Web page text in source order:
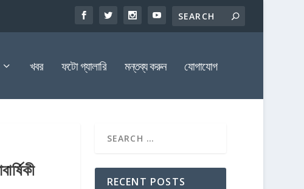
খবর ফটো গ্যালারি মন্তব্য করুন যোগাযোগ
RECENT POSTS